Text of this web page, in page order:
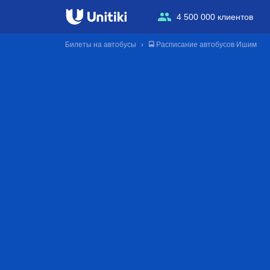
4 500 000 клиентов
Билеты на автобусы 🚍 Расписание автобусов Ишим